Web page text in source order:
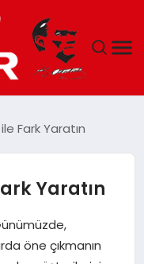
Fark Yaratın
Yaratın
öne çıkmanın